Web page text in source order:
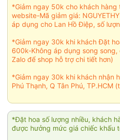
*Giảm ngay 50k cho khách hàng
website-Mã giảm giá:
áp dụng cho Lan Hồ Điệp, số
*Giảm ngay 30k khi khách Đặt
600k-Không áp dụng song
Zalo để shop hỗ trợ chi tiết hơn)
*Giảm ngay 30k khi khách nhận
Phú Thạnh, Q Tân Phú, TP.HCM
*Đặt hoa số lượng nhiều, khách
được hưởng mức giá chiếc khấu